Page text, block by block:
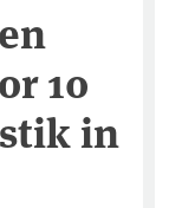
10
in